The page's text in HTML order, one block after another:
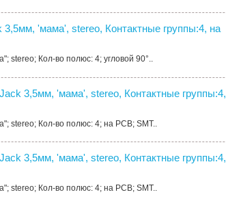
3,5мм, 'мама', stereo, Контактные группы:4, на
stereo; Кол-во полюс: 4; угловой 90°..
3,5мм, 'мама', stereo, Контактные группы:4,
stereo; Кол-во полюс: 4; на PCB; SMT..
3,5мм, 'мама', stereo, Контактные группы:4,
stereo; Кол-во полюс: 4; на PCB; SMT..